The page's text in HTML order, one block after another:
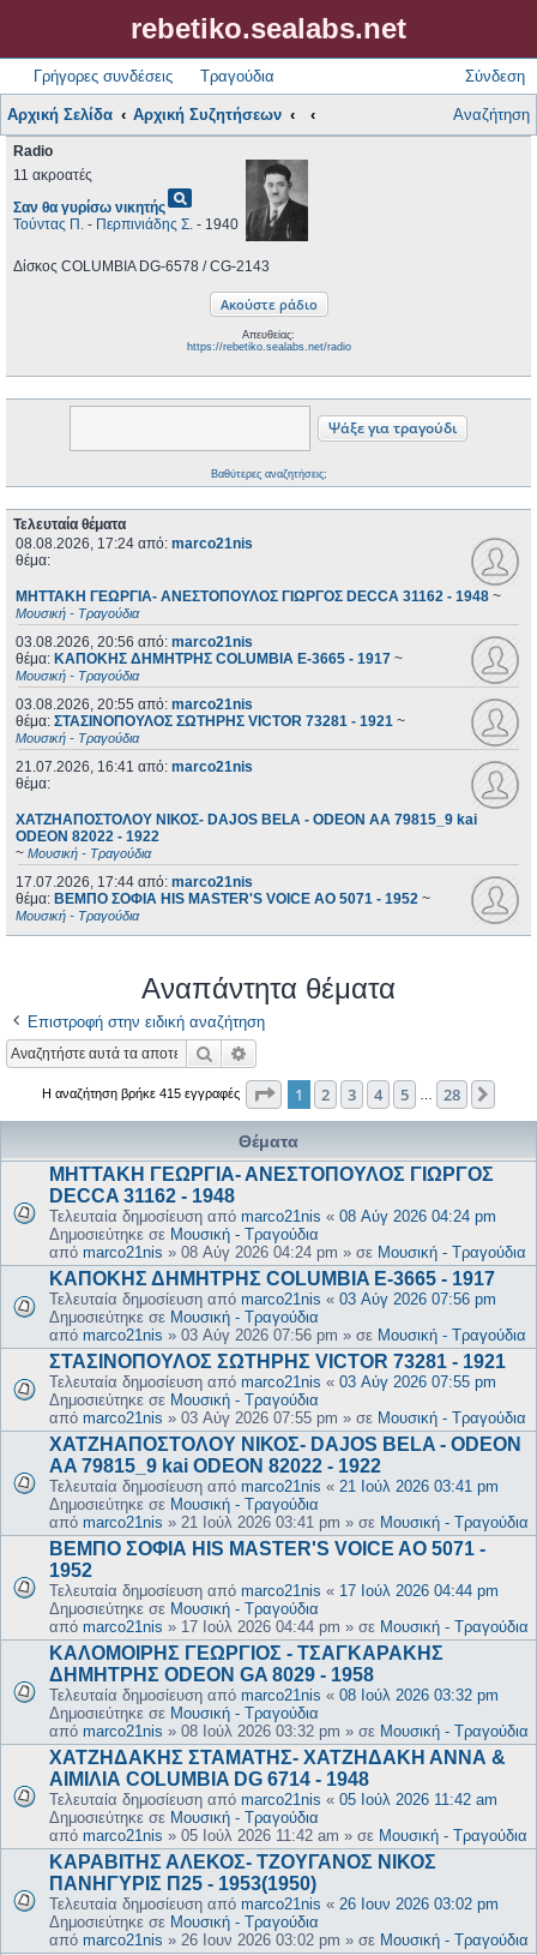
rebetiko.sealabs.net
Γρήγορες συνδέσεις Τραγούδια Σύνδεση
Αρχική Σελίδα Αρχική Συζητήσεων Αναζήτηση
Radio
11 ακροατές
Σαν θα γυρίσω νικητήςpageview
Τούντας Π. - Περπινιάδης Σ. - 1940
Δίσκος COLUMBIA DG-6578 / CG-2143
Απευθείας:
https://rebetiko.sealabs.net/radio
Βαθύτερες αναζητήσεις;
Τελευταία θέματα
08.08.2026, 17:24 από: marco21nis
θέμα:
ΜΗΤΤΑΚΗ ΓΕΩΡΓΙΑ- ΑΝΕΣΤΟΠΟΥΛΟΣ ΓΙΩΡΓΟΣ DECCA 31162 - 1948 ~
Μουσική - Τραγούδια
03.08.2026, 20:56 από: marco21nis
θέμα: ΚΑΠΟΚΗΣ ΔΗΜΗΤΡΗΣ COLUMBIA E-3665 - 1917 ~
Μουσική - Τραγούδια
03.08.2026, 20:55 από: marco21nis
θέμα: ΣΤΑΣΙΝΟΠΟΥΛΟΣ ΣΩΤΗΡΗΣ VICTOR 73281 - 1921 ~
Μουσική - Τραγούδια
21.07.2026, 16:41 από: marco21nis
θέμα:
ΧΑΤΖΗΑΠΟΣΤΟΛΟΥ ΝΙΚΟΣ- DAJOS BELA - ODEON AA 79815_9 kai
ODEON 82022 - 1922
~ Μουσική - Τραγούδια
17.07.2026, 17:44 από: marco21nis
θέμα: ΒΕΜΠΟ ΣΟΦΙΑ HIS MASTER'S VOICE AO 5071 - 1952 ~
Μουσική - Τραγούδια
Αναπάντητα θέματα
Επιστροφή στην ειδική αναζήτηση
Αναζήτηση
Η αναζήτηση βρήκε 415 εγγραφές Σελίδα από28
1 2 3 4 5 28
Θέματα
ΜΗΤΤΑΚΗ ΓΕΩΡΓΙΑ- ΑΝΕΣΤΟΠΟΥΛΟΣ ΓΙΩΡΓΟΣ
DECCA 31162 - 1948
Τελευταία δημοσίευση από marco21nis « 08 Αύγ 2026 04:24 pm
Δημοσιεύτηκε σε Μουσική - Τραγούδια
από marco21nis » 08 Αύγ 2026 04:24 pm » σε Μουσική - Τραγούδια
ΚΑΠΟΚΗΣ ΔΗΜΗΤΡΗΣ COLUMBIA E-3665 - 1917
Τελευταία δημοσίευση από marco21nis « 03 Αύγ 2026 07:56 pm
Δημοσιεύτηκε σε Μουσική - Τραγούδια
από marco21nis » 03 Αύγ 2026 07:56 pm » σε Μουσική - Τραγούδια
ΣΤΑΣΙΝΟΠΟΥΛΟΣ ΣΩΤΗΡΗΣ VICTOR 73281 - 1921
Τελευταία δημοσίευση από marco21nis « 03 Αύγ 2026 07:55 pm
Δημοσιεύτηκε σε Μουσική - Τραγούδια
από marco21nis » 03 Αύγ 2026 07:55 pm » σε Μουσική - Τραγούδια
ΧΑΤΖΗΑΠΟΣΤΟΛΟΥ ΝΙΚΟΣ- DAJOS BELA - ODEON
AA 79815_9 kai ODEON 82022 - 1922
Τελευταία δημοσίευση από marco21nis « 21 Ιούλ 2026 03:41 pm
Δημοσιεύτηκε σε Μουσική - Τραγούδια
από marco21nis » 21 Ιούλ 2026 03:41 pm » σε Μουσική - Τραγούδια
ΒΕΜΠΟ ΣΟΦΙΑ HIS MASTER'S VOICE AO 5071 -
1952
Τελευταία δημοσίευση από marco21nis « 17 Ιούλ 2026 04:44 pm
Δημοσιεύτηκε σε Μουσική - Τραγούδια
από marco21nis » 17 Ιούλ 2026 04:44 pm » σε Μουσική - Τραγούδια
ΚΑΛΟΜΟΙΡΗΣ ΓΕΩΡΓΙΟΣ - ΤΣΑΓΚΑΡΑΚΗΣ
ΔΗΜΗΤΡΗΣ ODEON GA 8029 - 1958
Τελευταία δημοσίευση από marco21nis « 08 Ιούλ 2026 03:32 pm
Δημοσιεύτηκε σε Μουσική - Τραγούδια
από marco21nis » 08 Ιούλ 2026 03:32 pm » σε Μουσική - Τραγούδια
ΧΑΤΖΗΔΑΚΗΣ ΣΤΑΜΑΤΗΣ- ΧΑΤΖΗΔΑΚΗ ΑΝΝΑ &
ΑΙΜΙΛΙΑ COLUMBIA DG 6714 - 1948
Τελευταία δημοσίευση από marco21nis « 05 Ιούλ 2026 11:42 am
Δημοσιεύτηκε σε Μουσική - Τραγούδια
από marco21nis » 05 Ιούλ 2026 11:42 am » σε Μουσική - Τραγούδια
ΚΑΡΑΒΙΤΗΣ ΑΛΕΚΟΣ- ΤΖΟΥΓΑΝΟΣ ΝΙΚΟΣ
ΠΑΝΗΓΥΡΙΣ Π25 - 1953(1950)
Τελευταία δημοσίευση από marco21nis « 26 Ιουν 2026 03:02 pm
Δημοσιεύτηκε σε Μουσική - Τραγούδια
από marco21nis » 26 Ιουν 2026 03:02 pm » σε Μουσική - Τραγούδια